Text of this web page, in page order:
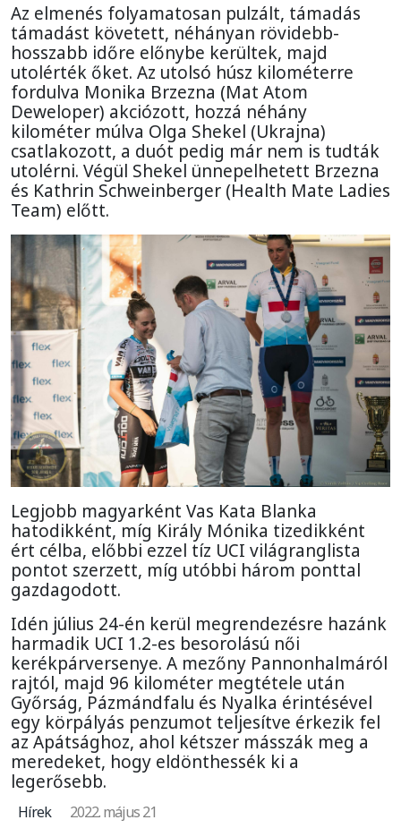
Az elmenés folyamatosan pulzált, támadás
támadást követett, néhányan rövidebb-
hosszabb időre előnybe kerültek, majd
utolérték őket. Az utolsó húsz kilométerre
fordulva Monika Brzezna (Mat Atom
Deweloper) akciózott, hozzá néhány
kilométer múlva Olga Shekel (Ukrajna)
csatlakozott, a duót pedig már nem is tudták
utolérni. Végül Shekel ünnepelhetett Brzezna
és Kathrin Schweinberger (Health Mate Ladies
Team) előtt.
Legjobb magyarként Vas Kata Blanka
hatodikként, míg Király Mónika tizedikként
ért célba, előbbi ezzel tíz UCI világranglista
pontot szerzett, míg utóbbi három ponttal
gazdagodott.
Idén július 24-én kerül megrendezésre hazánk
harmadik UCI 1.2-es besorolású női
kerékpárversenye. A mezőny Pannonhalmáról
rajtól, majd 96 kilométer megtétele után
Győrság, Pázmándfalu és Nyalka érintésével
egy körpályás penzumot teljesítve érkezik fel
az Apátsághoz, ahol kétszer másszák meg a
meredeket, hogy eldönthessék ki a
legerősebb.
Hírek 2022. május 21